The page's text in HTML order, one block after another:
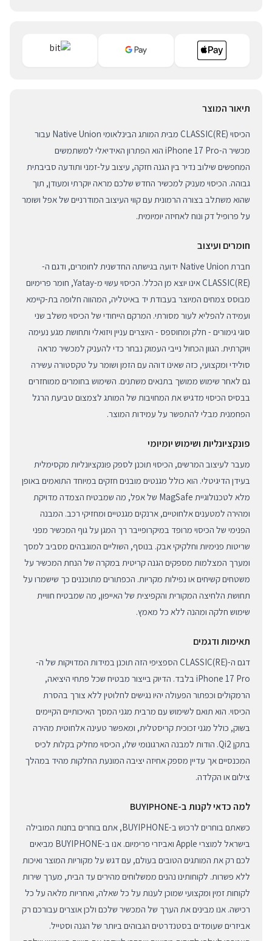
תיאור המוצר
הכיסוי (RE)CLASSIC מבית המותג הבינלאומי Native Union עבור
מכשיר ה-iPhone 17 Pro הוא הפתרון האידיאלי למשתמשים
המחפשים שילוב נדיר בין הגנה חזקה, עיצוב על-זמני ותודעה סביבתית
גבוהה. הכיסוי מעניק למכשיר החדש שלכם מראה יוקרתי ומעודן, תוך
שהוא משתלב בצורה הרמונית עם קווי העיצוב המודרניים של אפל ושומר
על פרופיל דק ונוח לאחיזה יומיומית.
חומרים ועיצוב
חברת Native Union ידועה בגישתה החדשנית לחומרים, ודגם ה-
(RE)CLASSIC אינו יוצא מן הכלל. הכיסוי עשוי מ-Yatay, חומר פרימיום
מבוסס צמחים המיוצר בעבודת יד באיטליה, המהווה חלופה בת-קיימא
ועמידה להפליא לעור מסורתי. המרקם הייחודי של הכיסוי משלב שני
סוגי גימורים - חלק ומחוספס - היוצרים עניין ויזואלי ותחושת מגע נעימה
ויוקרתית. הגוון הכחול נייבי העמוק נבחר כדי להעניק למכשיר מראה
סולידי ומקצועי, כזה שאינו דוהה עם הזמן ושומר על טקסטורה עשירה
גם לאחר שימוש ממושך בתנאים משתנים. השימוש בחומרים ממוחזרים
בבסיס הכיסוי מדגיש את המחויבות של המותג לצמצום טביעת הרגל
הפחמנית מבלי להתפשר על עמידות המוצר.
פונקציונליות ושימוש יומיומי
מעבר לעיצוב המרשים, הכיסוי תוכנן לספק פונקציונליות מקסימלית
בעידן הדיגיטלי. הוא כולל מגנטים מובנים חזקים במיוחד התואמים באופן
מלא לטכנולוגיית MagSafe של אפל, מה שמבטיח הצמדה מדויקת
ומהירה למטענים אלחוטיים, ארנקים מגנטיים ומחזיקי רכב. המבנה
הפנימי של הכיסוי מרופד במיקרופייבר רך המגן על גוף המכשיר מפני
שריטות פנימיות וחלקיקי אבק. בנוסף, השוליים המוגבהים מסביב למסך
ומערך המצלמות מספקים הגנה קריטית במקרה של הנחת המכשיר על
משטחים קשיחים או נפילות מקריות. הכפתורים מתוכננים כך שישמרו על
תחושת הלחיצה המקורית והקפיצית של האייפון, מה שמבטיח חוויית
שימוש חלקה ומהנה ללא כל מאמץ.
תאימות ודגמים
דגם ה-(RE)CLASSIC הספציפי הזה תוכנן במידות המדויקות של ה-
iPhone 17 Pro בלבד. הדיוק בייצור מבטיח שכל פתחי היציאה,
הרמקולים וכפתור הפעולה יהיו נגישים לחלוטין ללא צורך בהסרת
הכיסוי. הוא תואם לשימוש עם מרבית מגני המסך האיכותיים הקיימים
בשוק, כולל מגני זכוכית קריסטלית, ומאפשר טעינה אלחוטית מהירה
בתקן Qi2. הודות למבנה הארגונומי שלו, הכיסוי מחליק בקלות לכיס
המכנסיים אך עדיין מספק אחיזה יציבה המונעת החלקות מהיד במהלך
צילום או הקלדה.
למה כדאי לקנות ב-BUYIPHONE
כשאתם בוחרים לרכוש ב-BUYIPHONE, אתם בוחרים בחנות המובילה
בישראל למוצרי Apple ואביזרי פרימיום. אנו ב-BUYIPHONE מביאים
לכם רק את המותגים הטובים בעולם, עם דגש על מקוריות המוצר ואיכות
ללא פשרות. לקוחותינו נהנים ממשלוחים מהירים עד הבית, מערך שירות
לקוחות זמין ומקצועי שמוכן לענות על כל שאלה, ואחריות מלאה על כל
רכישה. אנו מבינים את הערך של המכשיר שלכם ולכן אוצרים עבורכם רק
אביזרים שעומדים בסטנדרטים הגבוהים ביותר של הגנה וסטייל.